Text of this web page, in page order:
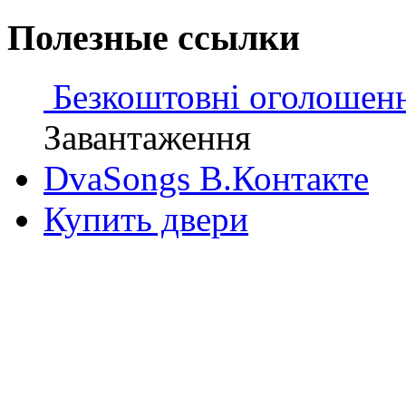
Полезные ссылки
Безкоштовні
Завантаження
DvaSongs В.Контакте
Купить двери